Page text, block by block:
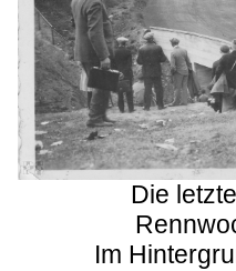
Die
Im